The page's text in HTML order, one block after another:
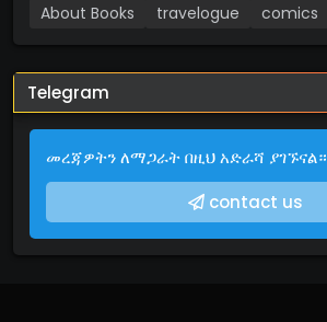
About Books
travelogue comics
Telegram
መረጃዎትን ለማጋራት በዚህ አድራሻ ያገኙናል።
contact us